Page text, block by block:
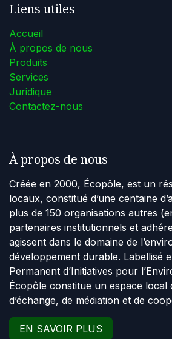
Liens utiles
Accueil
À propos de nous
Produits
Services
Juridique
Contactez-nous
À propos de nous
Créée en 2000, Écopôle, est un
locaux, constitué d’une centaine
plus de 150 organisations autres
partenaires institutionnels et
agissent dans le domaine de
développement durable. Labellisé
Permanent d’Initiatives pour
Écopôle constitue un espace local
d’échange, de médiation et de
EN SAVOIR PLUS